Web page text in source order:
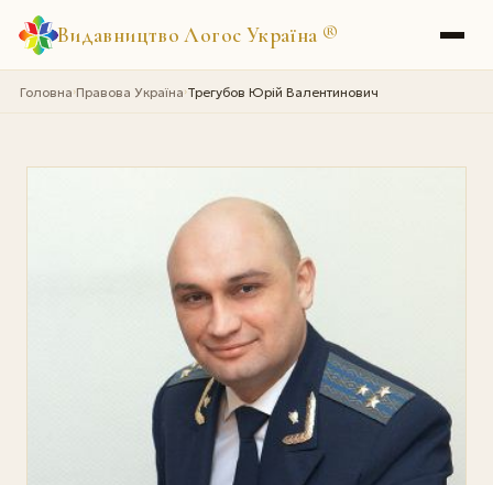
Видавництво Логос Україна ®
Головна›Правова Україна›Трегубов Юрій Валентинович